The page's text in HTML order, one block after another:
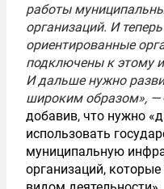
работы
организаций. И
ориентированные
подключены к этому
И дальше нужно
широким образом», —
добавив, что нужно
использовать
муниципальную
организаций,